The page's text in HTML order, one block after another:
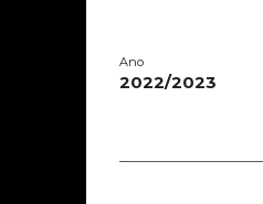
Ano
2022/2023